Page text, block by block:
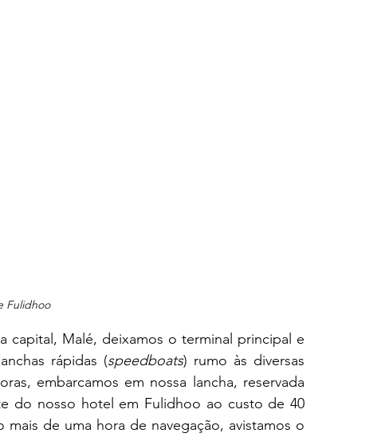
Fulidhoo
rápidas (speedboats) rumo às diversas
embarcamos em nossa lancha, reservada
do nosso hotel em Fulidhoo ao custo de 40
de uma hora de navegação, avistamos o